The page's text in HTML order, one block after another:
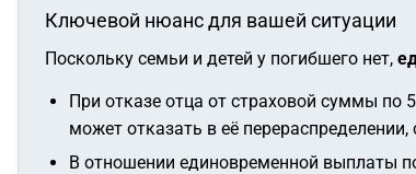
Ключевой нюанс для вашей ситуации
Поскольку семьи и детей у погибшего нет,
При отказе отца от страховой суммы по
может отказать в её
В отношении единовременной выплаты